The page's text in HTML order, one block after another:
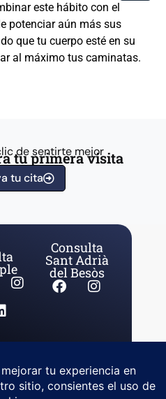
este hábito con el
potenciar aún más sus
que tu cuerpo esté en su
al máximo tus caminatas.
de sentirte mejor
tu primera visita
tu cita
Consulta
Sant Adrià
del Besòs